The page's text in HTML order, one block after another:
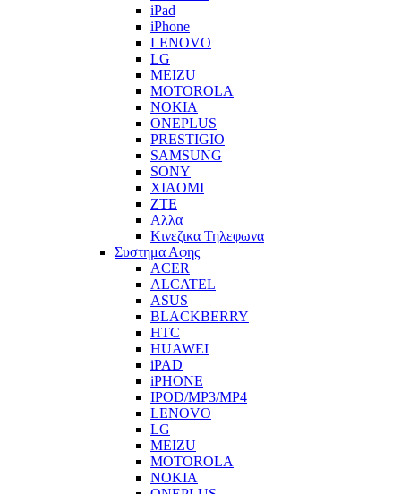
iPad
iPhone
LENOVO
LG
MEIZU
MOTOROLA
NOKIA
ONEPLUS
PRESTIGIO
SAMSUNG
SONY
XIAOMI
ZTE
Αλλα
Κινεζικα Τηλεφωνα
Συστημα Αφης
ACER
ALCATEL
ASUS
BLACKBERRY
HTC
HUAWEI
iPAD
iPHONE
IPOD/MP3/MP4
LENOVO
LG
MEIZU
MOTOROLA
NOKIA